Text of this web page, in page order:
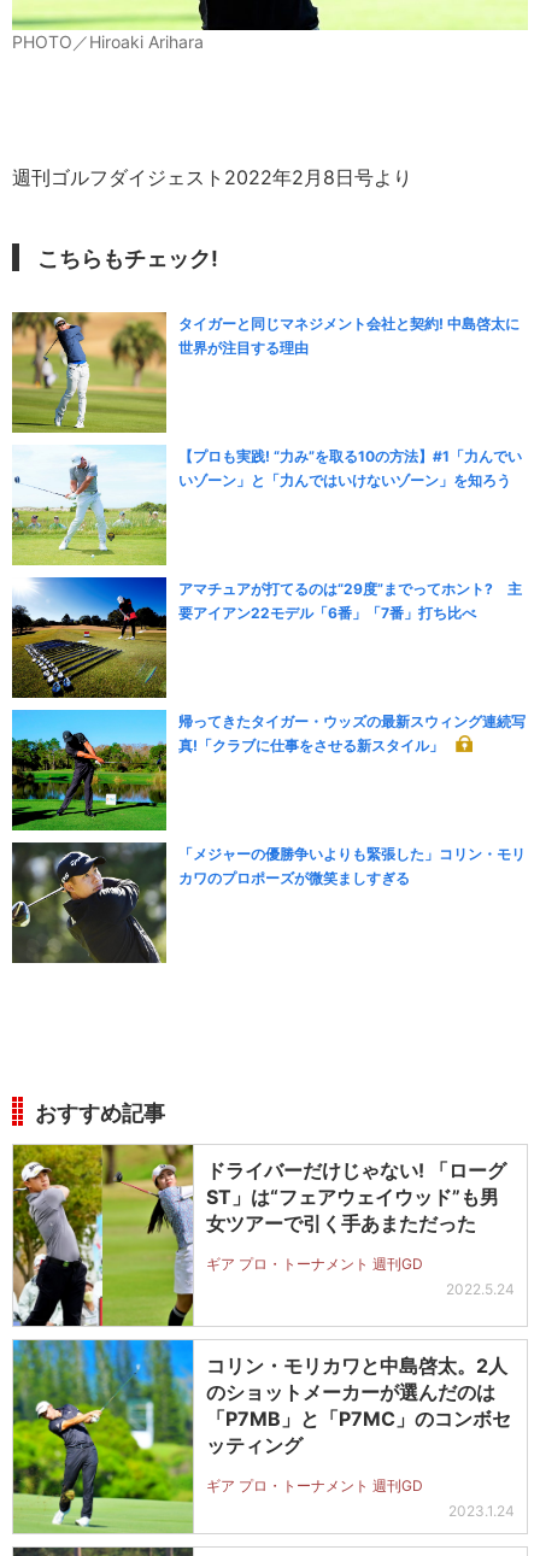
PHOTO／Hiroaki Arihara
週刊ゴルフダイジェスト2022年2月8日号より
こちらもチェック!
タイガーと同じマネジメント会社と契約! 中島啓太に
世界が注目する理由
【プロも実践! “力み”を取る10の方法】#1「力んでい
いゾーン」と「力んではいけないゾーン」を知ろう
アマチュアが打てるのは“29度”までってホント? 主
要アイアン22モデル「6番」「7番」打ち比べ
帰ってきたタイガー・ウッズの最新スウィング連続写
真!「クラブに仕事をさせる新スタイル」
「メジャーの優勝争いよりも緊張した」コリン・モリ
カワのプロポーズが微笑ましすぎる
おすすめ記事
ドライバーだけじゃない! 「ローグ
ST」は“フェアウェイウッド”も男
女ツアーで引く手あまただった
ギア プロ・トーナメント 週刊GD
2022.5.24
コリン・モリカワと中島啓太。2人
のショットメーカーが選んだのは
「P7MB」と「P7MC」のコンボセ
ッティング
ギア プロ・トーナメント 週刊GD
2023.1.24